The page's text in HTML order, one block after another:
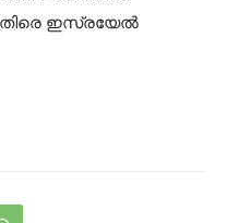
ഇസ്രയേല്‍